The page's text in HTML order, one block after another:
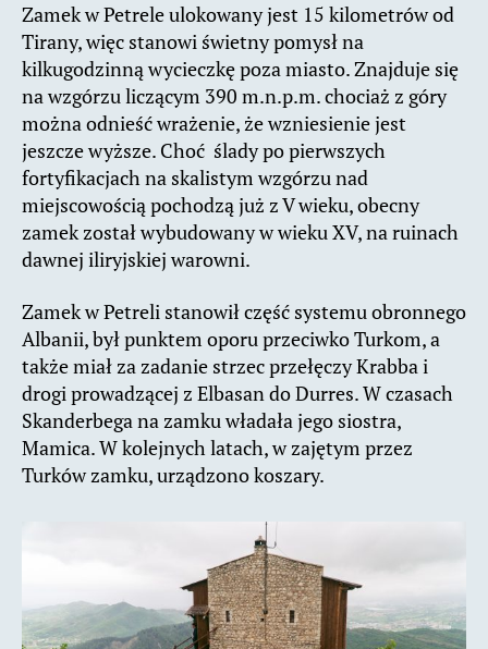
Zamek w Petrele ulokowany jest 15 kilometrów od
Tirany, więc stanowi świetny pomysł na
kilkugodzinną wycieczkę poza miasto. Znajduje się
na wzgórzu liczącym 390 m.n.p.m. chociaż z góry
można odnieść wrażenie, że wzniesienie jest
jeszcze wyższe. Choć ślady po pierwszych
fortyfikacjach na skalistym wzgórzu nad
miejscowością pochodzą już z V wieku, obecny
zamek został wybudowany w wieku XV, na ruinach
dawnej iliryjskiej warowni.
Zamek w Petreli stanowił część systemu obronnego
Albanii, był punktem oporu przeciwko Turkom, a
także miał za zadanie strzec przełęczy Krabba i
drogi prowadzącej z Elbasan do Durres. W czasach
Skanderbega na zamku władała jego siostra,
Mamica. W kolejnych latach, w zajętym przez
Turków zamku, urządzono koszary.